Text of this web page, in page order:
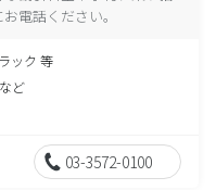
電話ください。
ック 等
ど
03-3572-0100